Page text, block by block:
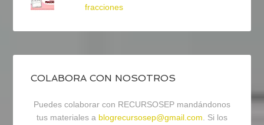
fracciones
COLABORA CON NOSOTROS
Puedes colaborar con RECURSOSEP mandándonos
tus materiales a blogrecursosep@gmail.com. Si los